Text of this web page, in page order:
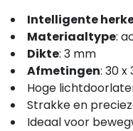
Intelligente
Materiaaltype:
Dikte: 3 mm
Afmetingen: 30 x
Hoge
Strakke en
Ideaal voor